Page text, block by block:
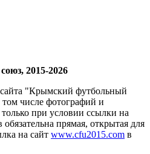
2015-2026
"Крымский футбольный
том числе фотографий и
при условии ссылки на
прямая, открытая для
на сайт www.cfu2015.com в